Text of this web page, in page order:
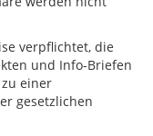
verpflichtet, die
und Info-Briefen
einer
gesetzlichen